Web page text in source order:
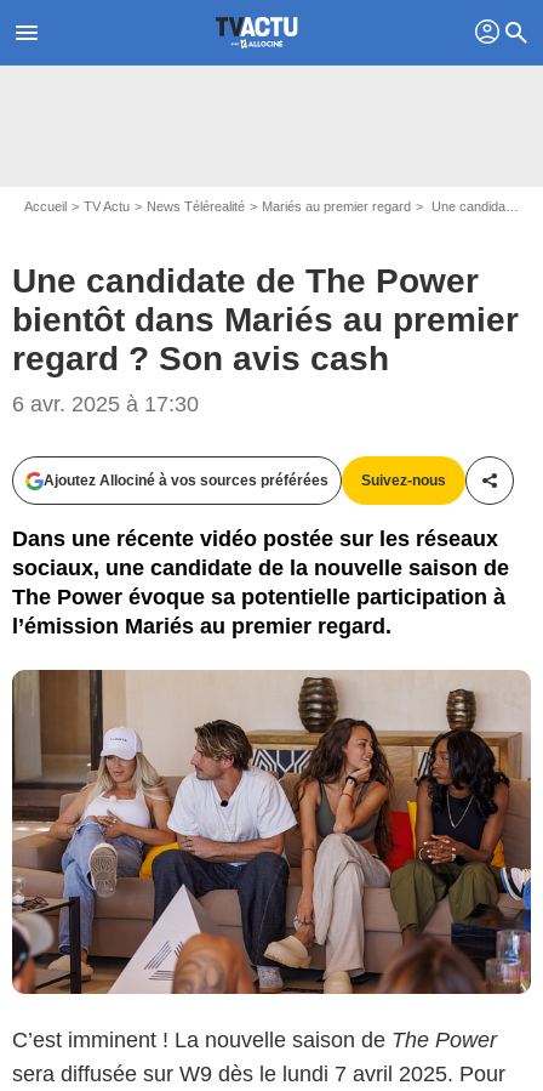
menu profil search
Accueil TV Actu News Télérealité Mariés au premier regard Une candidate de The Power bientôt dans Mariés au premier regard ? Son avis cash
Une candidate de The Power
bientôt dans Mariés au premier
regard ? Son avis cash
6 avr. 2025 à 17:30
Ajoutez Allociné à vos sources préférées Suivez-nous
Dans une récente vidéo postée sur les réseaux
sociaux, une candidate de la nouvelle saison de
The Power évoque sa potentielle participation à
l’émission Mariés au premier regard.
Patrick ROBERT / M6
C’est imminent ! La nouvelle saison de The Power
sera diffusée sur W9 dès le lundi 7 avril 2025. Pour